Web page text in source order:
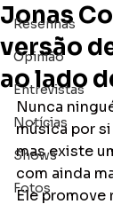
Resenhas
Opinião
Entrevistas
Notícias
Shows
Fotos
Jonas
versão
ao lado
Nunca
música por
mas existe
com ainda
Ele promove